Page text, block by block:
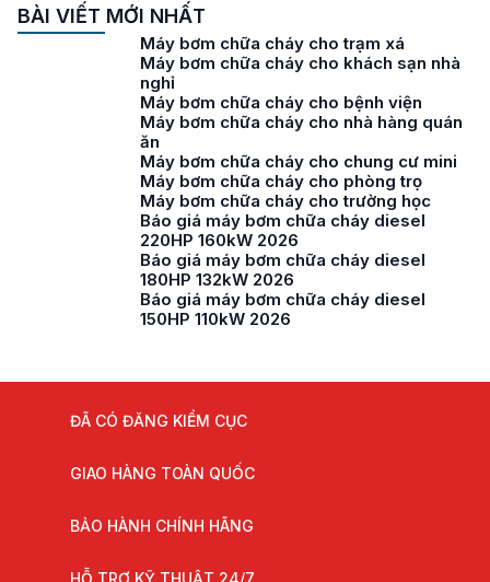
BÀI VIẾT MỚI NHẤT
Máy bơm chữa cháy cho trạm xá
Máy bơm chữa cháy cho khách sạn nhà
nghỉ
Máy bơm chữa cháy cho bệnh viện
Máy bơm chữa cháy cho nhà hàng quán
ăn
Máy bơm chữa cháy cho chung cư mini
Máy bơm chữa cháy cho phòng trọ
Máy bơm chữa cháy cho trường học
Báo giá máy bơm chữa cháy diesel
220HP 160kW 2026
Báo giá máy bơm chữa cháy diesel
180HP 132kW 2026
Báo giá máy bơm chữa cháy diesel
150HP 110kW 2026
ĐÃ CÓ ĐĂNG KIỂM CỤC
GIAO HÀNG TOÀN QUỐC
BẢO HÀNH CHÍNH HÃNG
HỖ TRỢ KỸ THUẬT 24/7